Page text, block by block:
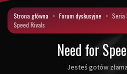
Strona główna Forum dyskusyjne Seria
Speed Rivals
Need for
Jesteś gotów